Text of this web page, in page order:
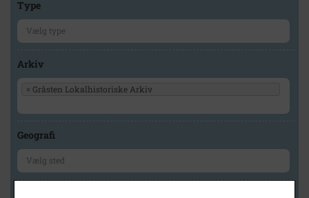
Type
Arkiv
× Gråsten Lokalhistoriske Arkiv
Geografi